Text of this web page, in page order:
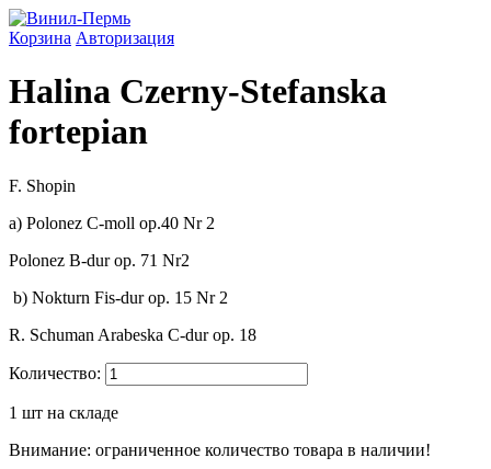
Корзина Авторизация
Halina Czerny-Stefanska
fortepian
F. Shopin
a) Polonez C-moll op.40 Nr 2
Polonez B-dur op. 71 Nr2
b) Nokturn Fis-dur op. 15 Nr 2
R. Schuman Arabeska C-dur op. 18
Количество:
1 шт на складе
Внимание: ограниченное количество товара в наличии!